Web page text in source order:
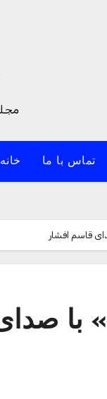
تماس با ما خانه
قاسم افشار
با